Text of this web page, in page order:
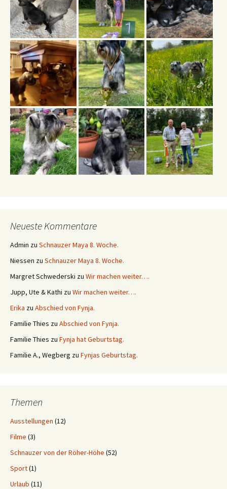
Neueste Kommentare
Admin zu Schnauzer Maya 8. Woche.
Niessen zu Schnauzer Maya 8. Woche.
Margret Schwederski zu Wir machen weiter….
Jupp, Ute & Kathi zu Wir machen weiter….
Erika zu Abschied von Fynja.
Familie Thies zu Abschied von Fynja.
Familie Thies zu Fynja hat Geburtstag.
Familie A., Wegberg zu Fynjas Geburtstag.
Themen
Ausstellungen (12)
Filme (3)
Schnauzer von der Röher-Höhe (52)
Sport(1)
Urlaub (11)